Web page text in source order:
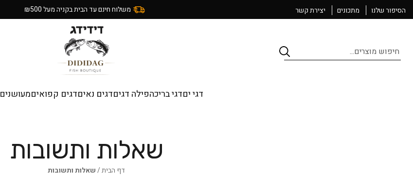
הסיפור שלנו מתכונים יצירת קשר משלוח חינם עד הבית בקניה מעל ₪500
search
דגי יםדגי בריכהפילה דגיםדגים נאיםדגים קפואיםמעושנים
שאלות ותשובות
דף הבית/שאלות ותשובות